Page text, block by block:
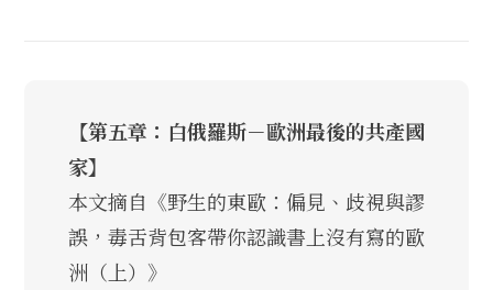
【第五章：白俄羅斯－歐洲最後的共產國
家】
本文摘自《野生的東歐：偏見、歧視與謬
誤，毒舌背包客帶你認識書上沒有寫的歐
洲（上）》